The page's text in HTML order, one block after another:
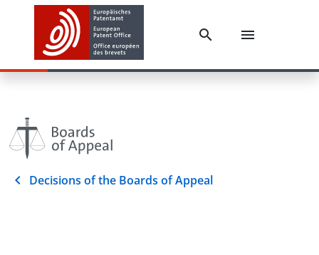
Decisions of the Boards of Appeal